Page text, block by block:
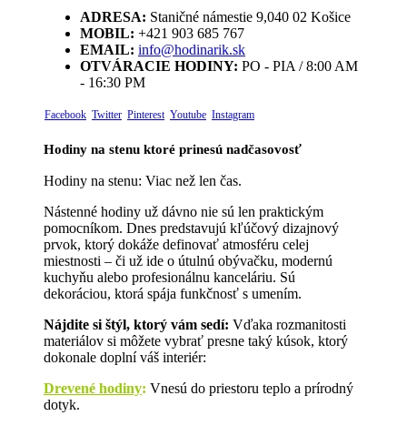
ADRESA: Staničné námestie 9,040 02 Košice
MOBIL: +421 903 685 767
EMAIL: info@hodinarik.sk
OTVÁRACIE HODINY: PO - PIA / 8:00 AM
- 16:30 PM
Facebook Twitter Pinterest Youtube Instagram
Hodiny na stenu ktoré prinesú nadčasovosť
Hodiny na stenu: Viac než len čas.
Nástenné hodiny už dávno nie sú len praktickým
pomocníkom. Dnes predstavujú kľúčový dizajnový
prvok, ktorý dokáže definovať atmosféru celej
miestnosti – či už ide o útulnú obývačku, modernú
kuchyňu alebo profesionálnu kanceláriu. Sú
dekoráciou, ktorá spája funkčnosť s umením.
Nájdite si štýl, ktorý vám sedí: Vďaka rozmanitosti
materiálov si môžete vybrať presne taký kúsok, ktorý
dokonale doplní váš interiér:
Drevené hodiny: Vnesú do priestoru teplo a prírodný
dotyk.